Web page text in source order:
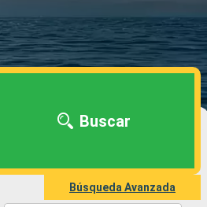
Buscar
Búsqueda Avanzada